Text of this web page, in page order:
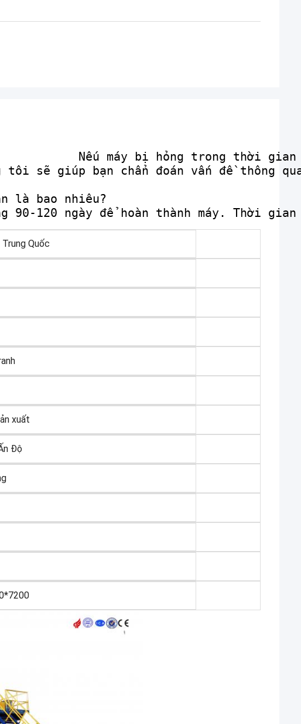
Nếu máy bị hỏng trong thời
sẽ giúp bạn chẩn đoán vấn đề thông
là bao nhiêu?
90-120 ngày để hoàn thành máy. Thời
Trung Quốc
xuất
Độ